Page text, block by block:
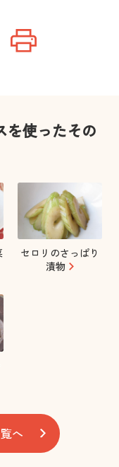
を使ったその
セロリのさっぱり
漬物
へ